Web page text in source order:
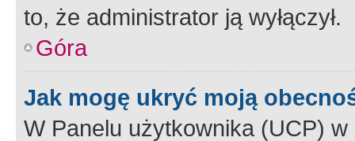
to, że administrator ją wyłączył.
Góra
Jak mogę ukryć moją
W Panelu użytkownika (UCP) w